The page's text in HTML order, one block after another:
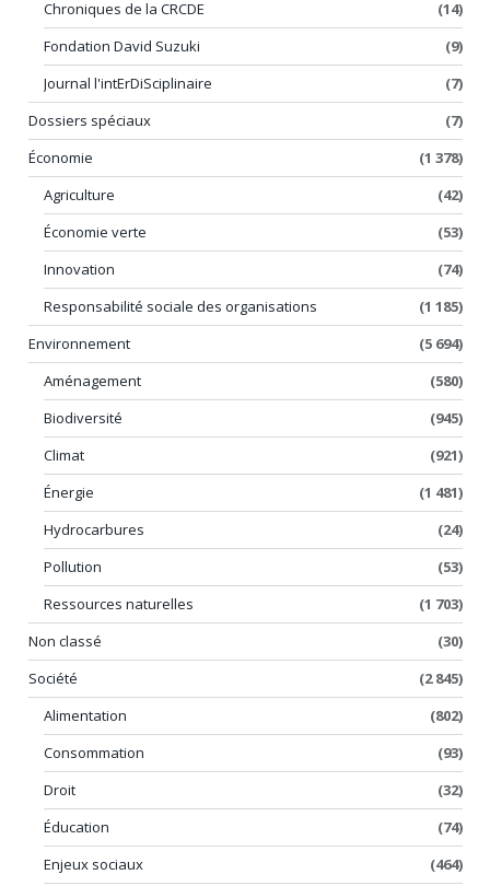
Chroniques de la CRCDE
(14)
Fondation David Suzuki
(9)
Journal l'intErDiSciplinaire
(7)
Dossiers spéciaux
(7)
Économie
(1 378)
Agriculture
(42)
Économie verte
(53)
Innovation
(74)
Responsabilité sociale des organisations
(1 185)
Environnement
(5 694)
Aménagement
(580)
Biodiversité
(945)
Climat
(921)
Énergie
(1 481)
Hydrocarbures
(24)
Pollution
(53)
Ressources naturelles
(1 703)
Non classé
(30)
Société
(2 845)
Alimentation
(802)
Consommation
(93)
Droit
(32)
Éducation
(74)
Enjeux sociaux
(464)